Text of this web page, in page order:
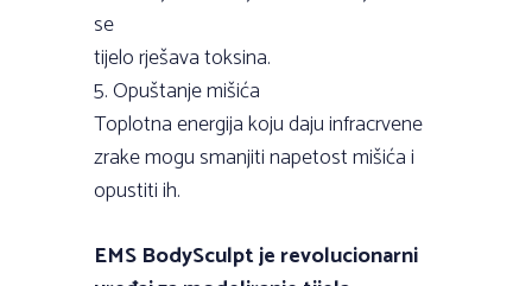
se
tijelo rješava toksina.
5. Opuštanje mišića
Toplotna energija koju daju infracrvene
zrake mogu smanjiti napetost mišića i
opustiti ih.
EMS BodySculpt je revolucionarni